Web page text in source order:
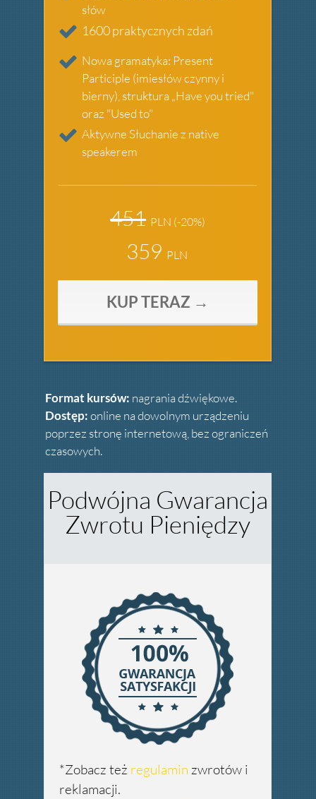
słów
1600 praktycznych zdań
Nowa gramatyka: Present
Participle (imiesłów czynny i
bierny), struktura „Have you tried"
oraz "Used to"
Aktywne Słuchanie z native
speakerem
451 PLN (-20%)
359 PLN
KUP TERAZ →
Format kursów: nagrania dźwiękowe.
Dostęp:online na dowolnym urządzeniu
poprzez stronę internetową, bez ograniczeń
czasowych.
Podwójna Gwarancja
Zwrotu Pieniędzy
*Zobacz też regulamin zwrotów i
reklamacji.